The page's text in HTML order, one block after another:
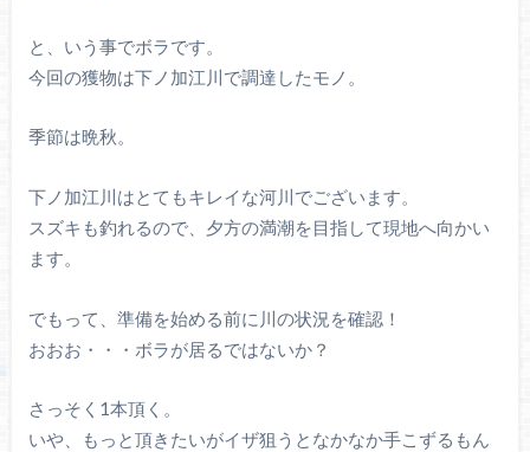
と、いう事でボラです。
今回の獲物は下ノ加江川で調達したモノ。
季節は晩秋。
下ノ加江川はとてもキレイな河川でございます。
スズキも釣れるので、夕方の満潮を目指して現地へ向かい
ます。
でもって、準備を始める前に川の状況を確認！
おおお・・・ボラが居るではないか？
さっそく1本頂く。
いや、もっと頂きたいがイザ狙うとなかなか手こずるもん